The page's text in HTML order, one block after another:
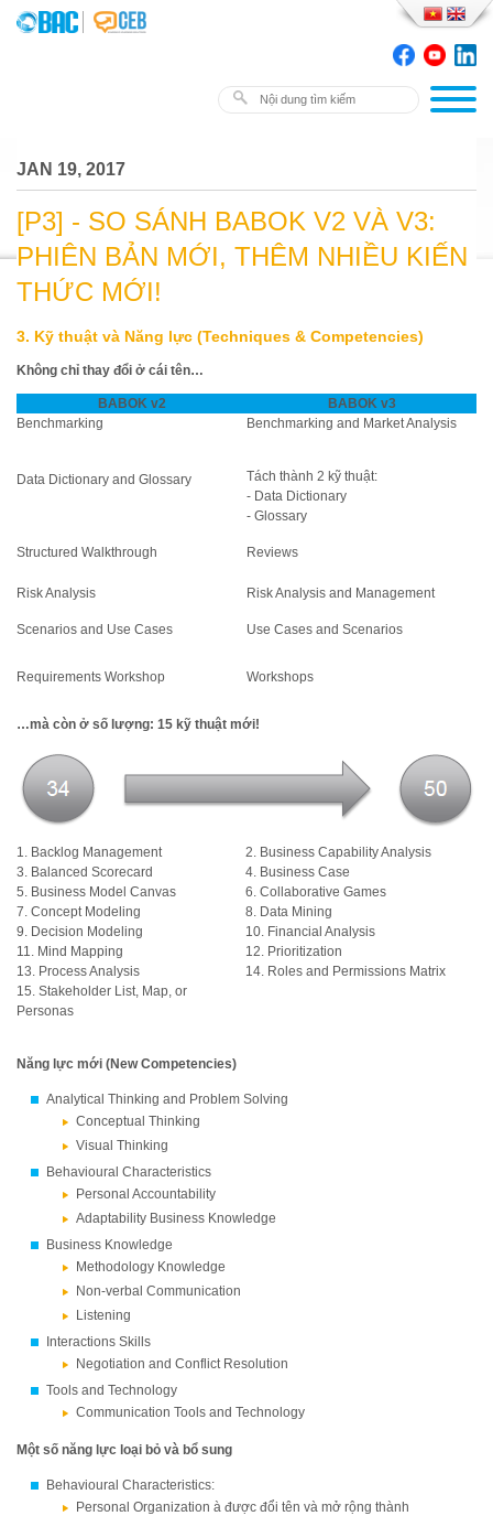
JAN 19, 2017
[P3] - SO SÁNH BABOK V2 VÀ V3:
PHIÊN BẢN MỚI, THÊM NHIỀU KIẾN
THỨC MỚI!
3. Kỹ thuật và Năng lực (Techniques & Competencies)
Không chỉ thay đổi ở cái tên…
BABOK v2
BABOK v3
Benchmarking
Benchmarking and Market Analysis
Data Dictionary and Glossary
Tách thành 2 kỹ thuật:
- Data Dictionary
- Glossary
Structured Walkthrough Reviews
Risk Analysis Risk Analysis and Management
Scenarios and Use Cases Use Cases and Scenarios
Requirements Workshop Workshops
…mà còn ở số lượng: 15 kỹ thuật mới!
1. Backlog Management
2. Business Capability Analysis
3. Balanced Scorecard
4. Business Case
5. Business Model Canvas
6. Collaborative Games
7. Concept Modeling
8. Data Mining
9. Decision Modeling
10. Financial Analysis
11. Mind Mapping
12. Prioritization
13. Process Analysis
14. Roles and Permissions Matrix
15. Stakeholder List, Map, or
Personas
Năng lực mới (New Competencies)
Analytical Thinking and Problem Solving
Conceptual Thinking
Visual Thinking
Behavioural Characteristics
Personal Accountability
Adaptability Business Knowledge
Business Knowledge
Methodology Knowledge
Non-verbal Communication
Listening
Interactions Skills
Negotiation and Conflict Resolution
Tools and Technology
Communication Tools and Technology
Một số năng lực loại bỏ và bổ sung
Behavioural Characteristics:
Personal Organization à được đổi tên và mở rộng thành